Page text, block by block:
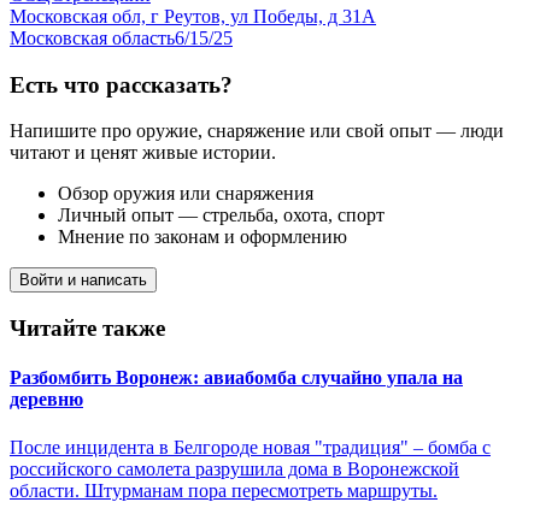
Московская обл, г Реутов, ул Победы, д 31А
Московская область6/15/25
Есть что рассказать?
Напишите про оружие, снаряжение или свой опыт — люди
читают и ценят живые истории.
Обзор оружия или снаряжения
Личный опыт — стрельба, охота, спорт
Мнение по законам и оформлению
Войти и написать
Читайте также
Разбомбить Воронеж: авиабомба случайно упала на
деревню
После инцидента в Белгороде новая "традиция" – бомба с
российского самолета разрушила дома в Воронежской
области. Штурманам пора пересмотреть маршруты.